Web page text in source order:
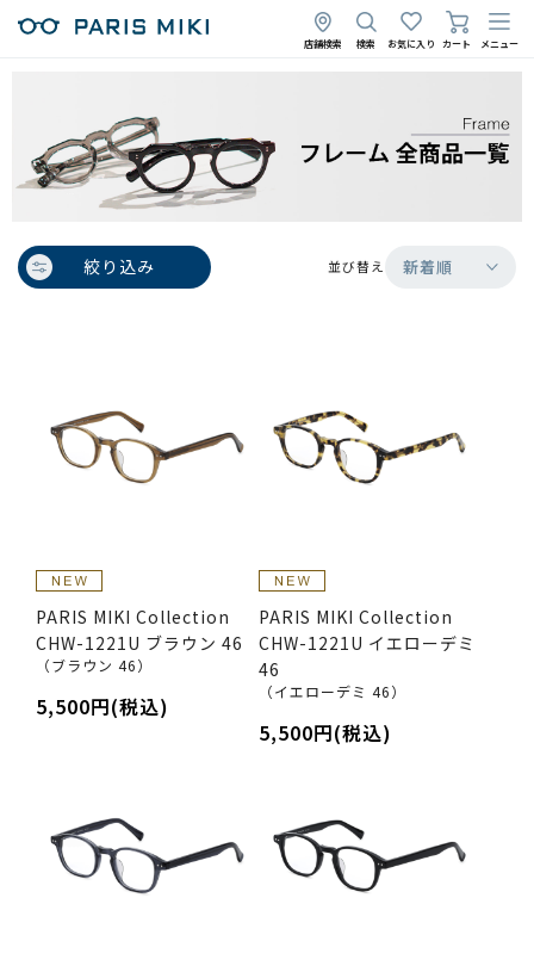
店舗検索 検索 お気に入り カート メニュー
絞り込み 並び替え 新着順
PARIS MIKI Collection
CHW-1221U ブラウン 46
（ブラウン 46）
5,500円(税込)
PARIS MIKI Collection
CHW-1221U イエローデミ
46
（イエローデミ 46）
5,500円(税込)